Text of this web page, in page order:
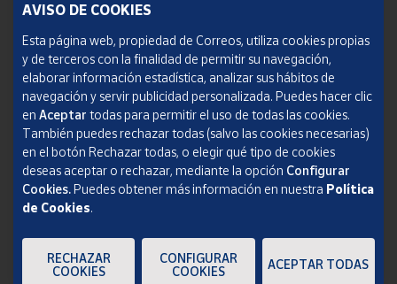
Política de cookies
Aviso legal
Condiciones del servicio
Política de Privacidad Web
Informe de transparencia
SOCIEDAD ESTATAL CORREOS Y TELÉGRAFOS, S.A., S.M.E. Todos los derechos
AVISO DE COOKIES
Esta página web, propiedad de Correos, utiliza cookies propias
y de terceros con la finalidad de permitir su navegación,
elaborar información estadística, analizar sus hábitos de
navegación y servir publicidad personalizada. Puedes hacer clic
en Aceptar todas para permitir el uso de todas las cookies.
También puedes rechazar todas (salvo las cookies necesarias)
en el botón Rechazar todas, o elegir qué tipo de cookies
deseas aceptar o rechazar, mediante la opción Configurar
Cookies.Puedes obtener más información en nuestra Política
de Cookies.
RECHAZAR
COOKIES
CONFIGURAR
COOKIES
ACEPTAR TODAS